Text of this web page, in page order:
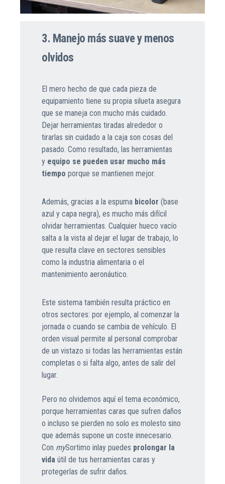
3. Manejo más suave y menos
olvidos
El mero hecho de que cada pieza de
equipamiento tiene su propia silueta asegura
que se maneja con mucho más cuidado.
Dejar herramientas tiradas alrededor o
tirarlas sin cuidado a la caja son cosas del
pasado. Como resultado, las herramientas
y equipo se pueden usar mucho más
tiempo porque se mantienen mejor.
Además, gracias a la espuma bicolor (base
azul y capa negra), es mucho más difícil
olvidar herramientas. Cualquier hueco vacío
salta a la vista al dejar el lugar de trabajo, lo
que resulta clave en sectores sensibles
como la industria alimentaria o el
mantenimiento aeronáutico.
Este sistema también resulta práctico en
otros sectores: por ejemplo, al comenzar la
jornada o cuando se cambia de vehículo. El
orden visual permite al personal comprobar
de un vistazo si todas las herramientas están
completas o si falta algo, antes de salir del
lugar.
Pero no olvidemos aquí el tema económico,
porque herramientas caras que sufren daños
o incluso se pierden no solo es molesto sino
que además supone un coste innecesario.
Con mySortimo inlay puedes prolongar la
vida útil de tus herramientas caras y
protegerlas de sufrir daños.